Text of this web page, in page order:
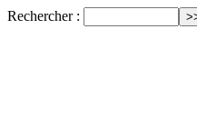
Rechercher :